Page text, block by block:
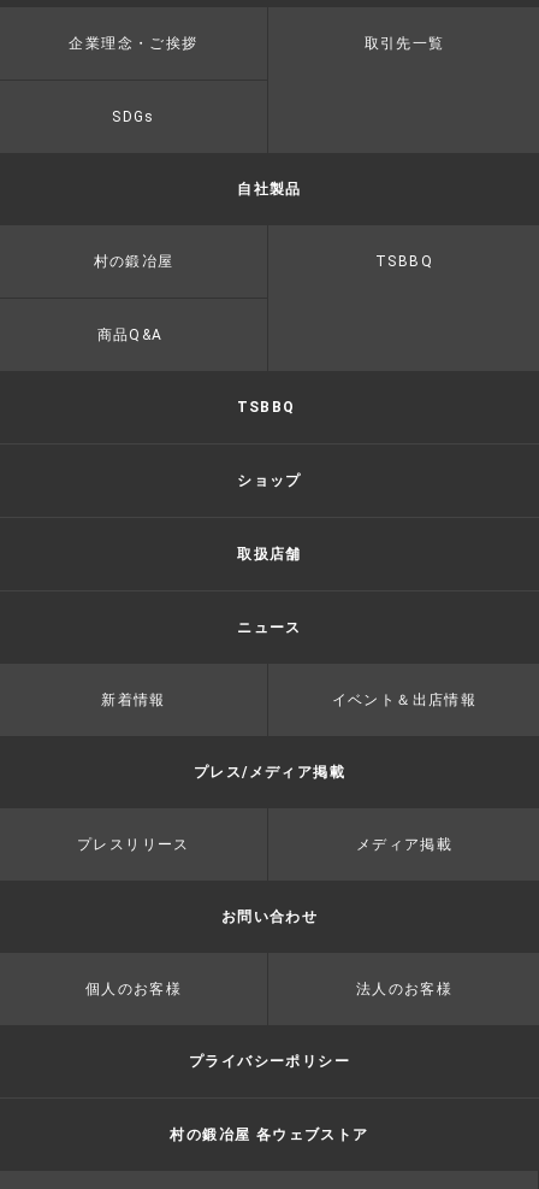
企業理念・ご挨拶 取引先一覧
SDGs
自社製品
村の鍛冶屋 TSBBQ
商品Q&A
TSBBQ
ショップ
取扱店舗
ニュース
新着情報 イベント＆出店情報
プレス/メディア掲載
プレスリリース メディア掲載
お問い合わせ
個人のお客様 法人のお客様
プライバシーポリシー
村の鍛冶屋 各ウェブストア